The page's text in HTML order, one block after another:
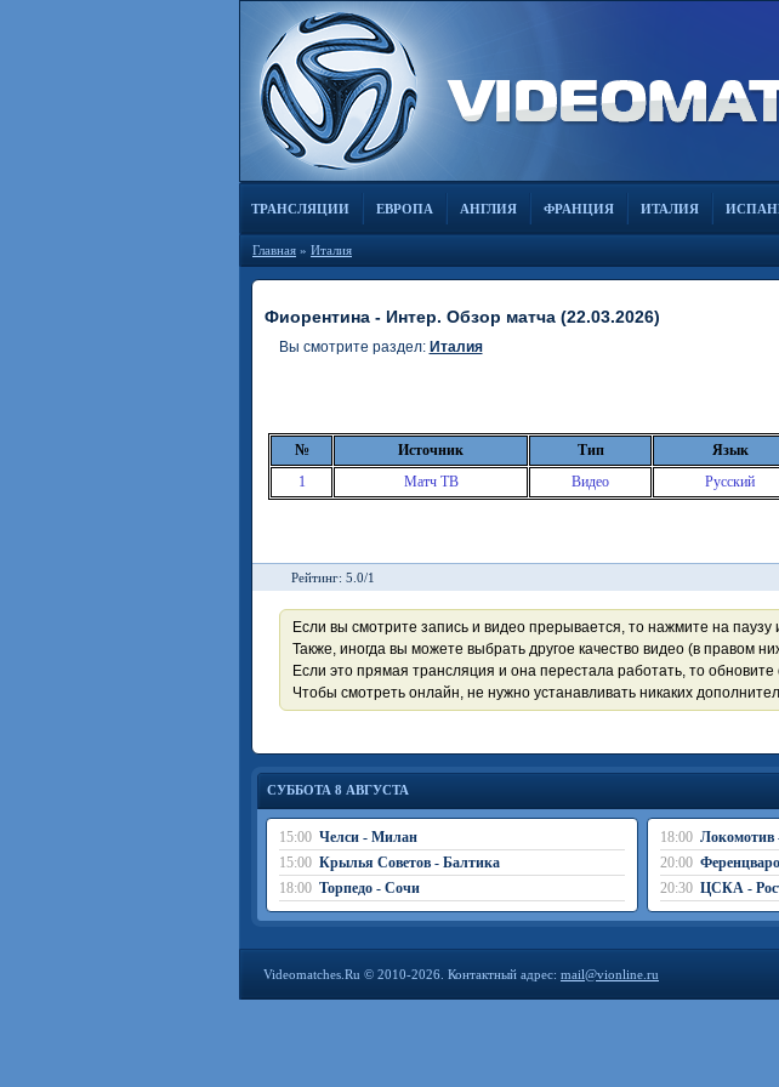
ТРАНСЛЯЦИИ ЕВРОПА АНГЛИЯ ФРАНЦИЯ ИТАЛИЯ
Главная » Италия
Фиорентина - Интер. Обзор матча (22.03.2026)
Вы смотрите раздел: Италия
№ Источник Тип Язык
1
Матч ТВ Видео Русский
Рейтинг: 5.0/1
Если вы смотрите запись и видео прерывается, то нажмите на паузу
Также, иногда вы можете выбрать другое качество видео (в правом
Если это прямая трансляция и она перестала работать, то
Чтобы смотреть онлайн, не нужно устанавливать никаких
СУББОТА 8 АВГУСТА
15:00 Челси - Милан
15:00 Крылья Советов - Балтика
18:00 Торпедо - Сочи
18:00 Локомотив
20:00
20:30 ЦСКА -
Videomatches.Ru © 2010-2026. Контактный адрес: mail@vionline.ru